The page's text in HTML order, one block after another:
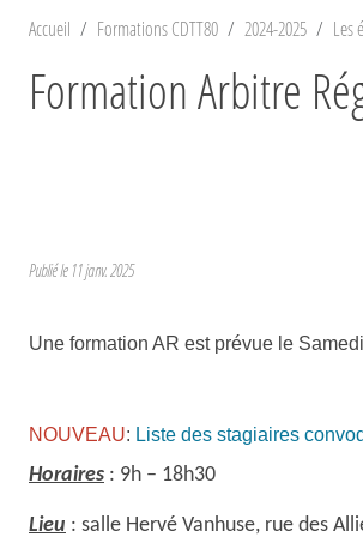
Accueil Formations CDTT80 2024-2025 Les
Formation Arbitre
Publié le 11 janv. 2025
Une formation AR est prévue le
NOUVEAU: Liste des stagiaires
Horaires : 9h – 18h30
Lieu : salle Hervé Vanhuse, rue des